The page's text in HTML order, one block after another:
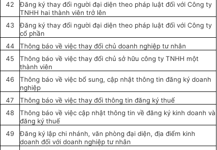
42
Đăng ký thay đổi người đại diện theo pháp luật đối với Công ty
TNHH hai thành viên trở lên
43
Đăng ký thay đổi người đại diện theo pháp luậtđối với Công ty
cổ phần
44
Thông báo về việc thay đổi chủ doanh nghiệp tư nhân
45
Thông báo về việc thay đổi chủ sở hữu công ty TNHH một
thành viên
46
Thông báo về việc bổ sung, cập nhật thông tinđăng ký doanh
nghiệp
47
Thông báo về việc thay đổi thông tin đăng ký thuế
48
Thông báo về việc cập nhật thông tin về đăng ký kinh doanh và
đăng ký thuế
49
Đăng ký lập chi nhánh, văn phòng đại diện, địa điểm kinh
doanh đối với doanh nghiệp tư nhân